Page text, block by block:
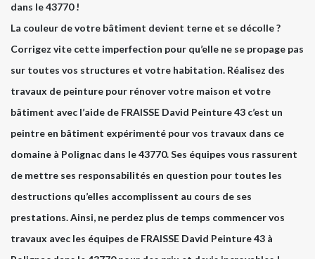
dans le 43770 !
La couleur de votre bâtiment devient terne et se décolle ?
Corrigez vite cette imperfection pour qu’elle ne se propage pas
sur toutes vos structures et votre habitation. Réalisez des
travaux de peinture pour rénover votre maison et votre
bâtiment avec l’aide de FRAISSE David Peinture 43 c’est un
peintre en bâtiment expérimenté pour vos travaux dans ce
domaine à Polignac dans le 43770. Ses équipes vous rassurent
de mettre ses responsabilités en question pour toutes les
destructions qu’elles accomplissent au cours de ses
prestations. Ainsi, ne perdez plus de temps commencer vos
travaux avec les équipes de FRAISSE David Peinture 43 à